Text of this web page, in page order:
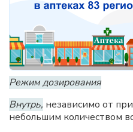
Режим дозирования
Внутрь, независимо от
небольшим количеством